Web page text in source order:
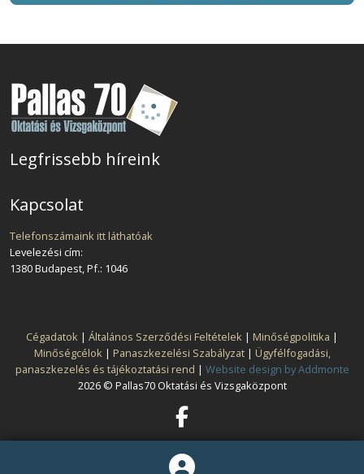
Legfrissebb híreink
Kapcsolat
Telefonszámaink itt láthatóak
Levelezési cím:
1380 Budapest, Pf.: 1046
Cégadatok | Általános Szerződési Feltételek | Minőségpolitika |
Minőségcélok| Panaszkezelési Szabályzat| Ügyfélfogadási,
panaszkezelés és tájékoztatási rend | Website design by Addmonte
2026 © Pallas70 Oktatási és Vizsgaközpont